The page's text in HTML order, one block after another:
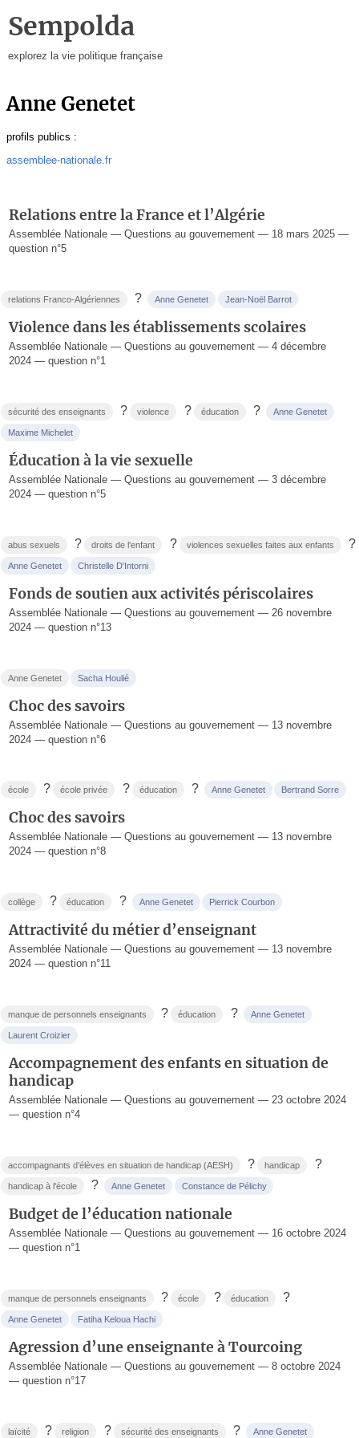
Sempolda
explorez la vie politique française
Anne Genetet
profils publics :
assemblee-nationale.fr
Relations entre la France et l’Algérie
Assemblée Nationale — Questions au gouvernement — 18 mars 2025 —
question n°5
relations Franco-Algériennes ? Anne Genetet Jean-Noël Barrot
Violence dans les établissements scolaires
Assemblée Nationale — Questions au gouvernement — 4 décembre
2024 — question n°1
sécurité des enseignants ? violence ? éducation ? Anne Genetet
Maxime Michelet
Éducation à la vie sexuelle
Assemblée Nationale — Questions au gouvernement — 3 décembre
2024 — question n°5
abus sexuels ? droits de l'enfant ? violences sexuelles faites aux enfants ?
Anne Genetet Christelle D'Intorni
Fonds de soutien aux activités périscolaires
Assemblée Nationale — Questions au gouvernement — 26 novembre
2024 — question n°13
Anne Genetet Sacha Houlié
Choc des savoirs
Assemblée Nationale — Questions au gouvernement — 13 novembre
2024 — question n°6
école ? école privée ? éducation ? Anne Genetet Bertrand Sorre
Choc des savoirs
Assemblée Nationale — Questions au gouvernement — 13 novembre
2024 — question n°8
collège ? éducation ? Anne Genetet Pierrick Courbon
Attractivité du métier d’enseignant
Assemblée Nationale — Questions au gouvernement — 13 novembre
2024 — question n°11
manque de personnels enseignants ? éducation ? Anne Genetet
Laurent Croizier
Accompagnement des enfants en situation de
handicap
Assemblée Nationale — Questions au gouvernement — 23 octobre 2024
— question n°4
accompagnants d’élèves en situation de handicap (AESH) ? handicap ?
handicap à l'école ? Anne Genetet Constance de Pélichy
Budget de l’éducation nationale
Assemblée Nationale — Questions au gouvernement — 16 octobre 2024
— question n°1
manque de personnels enseignants ? école ? éducation ?
Anne Genetet Fatiha Keloua Hachi
Agression d’une enseignante à Tourcoing
Assemblée Nationale — Questions au gouvernement — 8 octobre 2024
— question n°17
laïcité ? religion ? sécurité des enseignants ? Anne Genetet